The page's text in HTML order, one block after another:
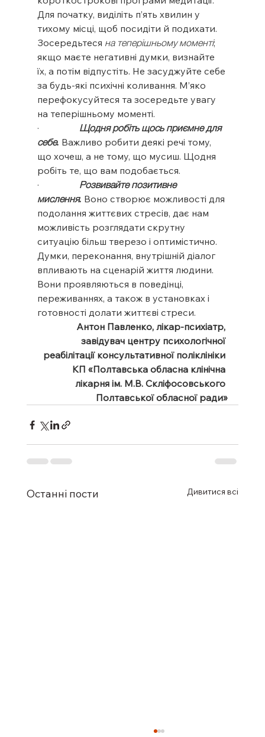
Для початку, виділіть п’ять хвилин у
тихому місці, щоб посидіти й подихати.
Зосередьтеся на теперішньому моменті;
якщо маєте негативні думки, визнайте
їх, а потім відпустіть. Не засуджуйте себе
за будь-які психічні коливання. М’яко
перефокусуйтеся та зосередьте увагу
на теперішньому моменті.
· Щодня робіть щось приємне для
себе. Важливо робити деякі речі тому,
що хочеш, а не тому, що мусиш. Щодня
робіть те, що вам подобається.
· Розвивайте позитивне
мислення. Воно створює можливості для
подолання життєвих стресів, дає нам
можливість розглядати скрутну
ситуацію більш тверезо і оптимістично.
Думки, переконання, внутрішній діалог
впливають на сценарій життя людини.
Вони проявляються в поведінці,
переживаннях, а також в установках і
готовності долати життєві стреси.
Антон Павленко, лікар-психіатр,
завідувач центру психологічної
реабілітації консультативної поліклініки
КП «Полтавська обласна клінічна
лікарня ім. М.В. Скліфосовського
Полтавської обласної ради»
Останні пости Дивитися всі